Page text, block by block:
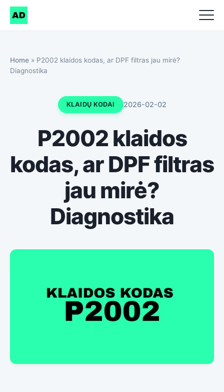
Home » P2002 klaidos kodas, ar DPF filtras jau mirė?
Diagnostika
KLAIDŲ KODAI 2026-02-02
P2002 klaidos
kodas, ar DPF filtras
jau mirė?
Diagnostika